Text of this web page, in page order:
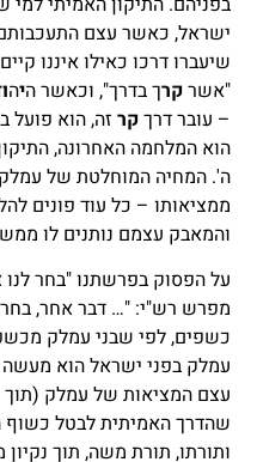
ישראל, כאשר עצם
שיעברו דרכו כאילו איננו
"אשרקרך בדרך", וכאשר היה
– עובר דרךקר זה, הוא פועל
הוא המלחמה האחרונה,
ה'. המחיה המוחלטת של
ממציאותו – כל עוד פונים
והמאבק עצמם נותנים לו
על הפסוק בפרשתנו "בחר
מפרש רש"י: "… דבר אחר, בחר
כשפים, לפי שבני עמלק
עמלק בפני ישראל הוא מעשה
עצם המציאות של עמלק (תוך
שהדרך האמיתית לבטל כשוף
ותורתו, תורת משה, תוך